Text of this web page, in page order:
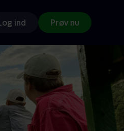
ind Prøv nu